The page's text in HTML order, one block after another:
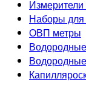
Наборы для
ОВП метры